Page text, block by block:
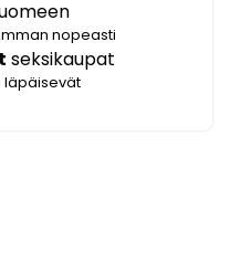
nopeasti
seksikaupat
läpäisevät